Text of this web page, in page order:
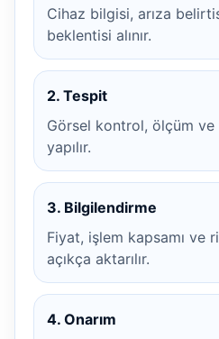
Cihaz bilgisi, arıza
beklentisi alınır.
2. Tespit
Görsel kontrol, ölçüm ve
yapılır.
3. Bilgilendirme
Fiyat, işlem kapsamı ve
açıkça aktarılır.
4. Onarım